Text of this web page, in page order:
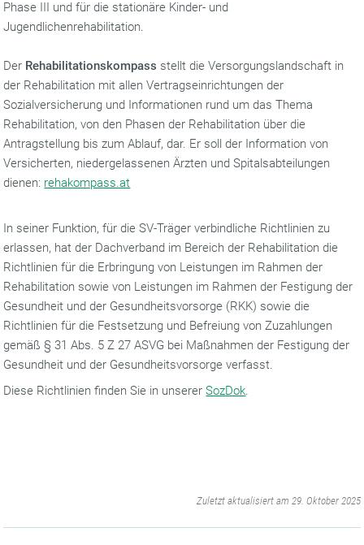
Phase III und für die stationäre Kinder- und
Jugendlichenrehabilitation.
Der Rehabilitationskompass stellt die Versorgungslandschaft in
der Rehabilitation mit allen Vertragseinrichtungen der
Sozialversicherung und Informationen rund um das Thema
Rehabilitation, von den Phasen der Rehabilitation über die
Antragstellung bis zum Ablauf, dar. Er soll der Information von
Versicherten, niedergelassenen Ärzten und Spitalsabteilungen
dienen: rehakompass.at
In seiner Funktion, für die SV-Träger verbindliche Richtlinien zu
erlassen, hat der Dachverband im Bereich der Rehabilitation die
Richtlinien für die Erbringung von Leistungen im Rahmen der
Rehabilitation sowie von Leistungen im Rahmen der Festigung der
Gesundheit und der Gesundheitsvorsorge (RKK) sowie die
Richtlinien für die Festsetzung und Befreiung von Zuzahlungen
gemäß § 31 Abs. 5 Z 27 ASVG bei Maßnahmen der Festigung der
Gesundheit und der Gesundheitsvorsorge verfasst.
Diese Richtlinien finden Sie in unsererSozDok.
Zuletzt aktualisiert am 29. Oktober 2025